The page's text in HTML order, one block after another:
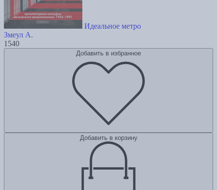
Идеальное метро
Змеул А.
1540
Добавить в избранное
Добавить в корзину